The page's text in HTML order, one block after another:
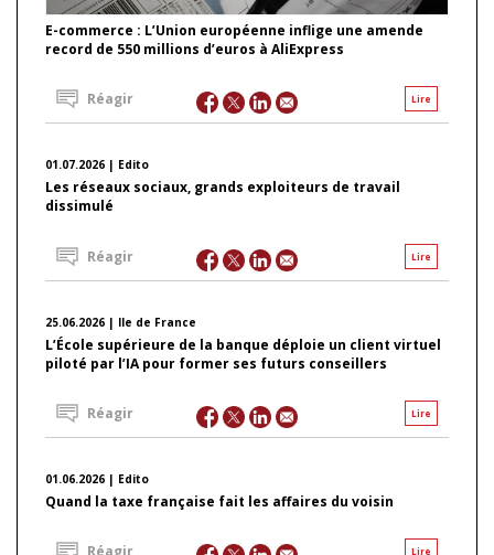
E-commerce : L’Union européenne inflige une amende
record de 550 millions d’euros à AliExpress
Lire
Réagir
01.07.2026 | Edito
Les réseaux sociaux, grands exploiteurs de travail
dissimulé
Lire
Réagir
25.06.2026 | Ile de France
L’École supérieure de la banque déploie un client virtuel
piloté par l’IA pour former ses futurs conseillers
Lire
Réagir
01.06.2026 | Edito
Quand la taxe française fait les affaires du voisin
Lire